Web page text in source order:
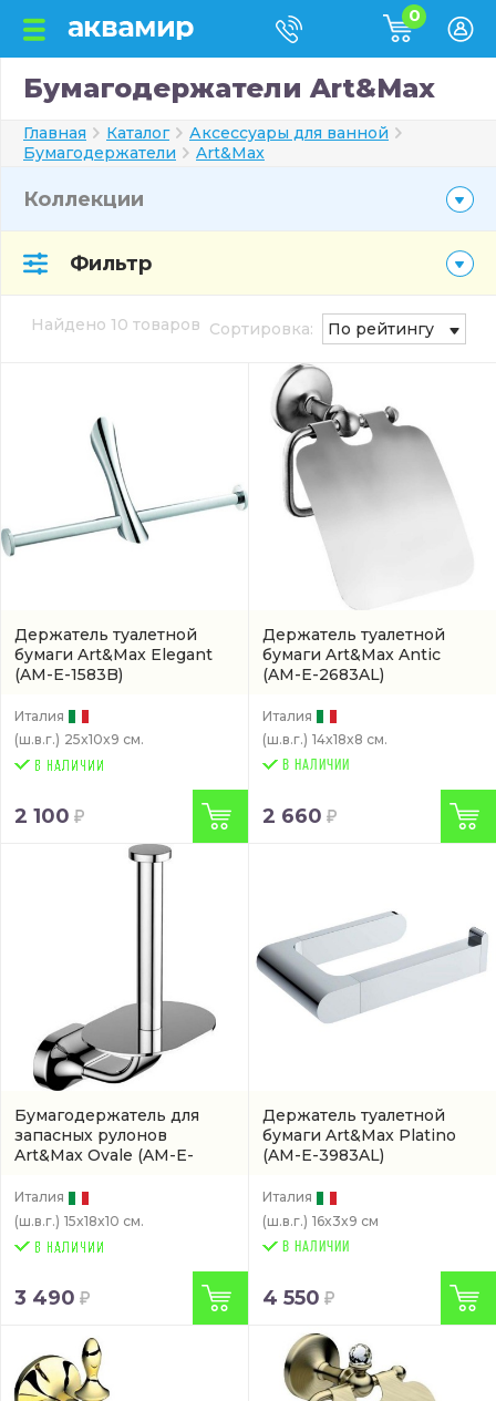
0
Бумагодержатели Art&Max
Главная Каталог
Аксессуары для ванной
Бумагодержатели
Art&Max
Коллекции
Фильтр
Найдено 10 товаров Сортировка: По рейтингу
Держатель туалетной
бумаги Art&Max Elegant
(AM-E-1583B)
Италия
(ш.в.г.) 25x10x9 см.
2 100
Держатель туалетной
бумаги Art&Max Antic
(AM-E-2683AL)
Италия
(ш.в.г.) 14x18x8 см.
В НАЛИЧИИ
2 660
Бумагодержатель для
запасных рулонов
Art&Max Ovale (AM-E-
Италия
(ш.в.г.) 15x18x10 см.
3 490
Держатель туалетной
бумаги Art&Max Platino
(AM-E-3983AL)
Италия
(ш.в.г.) 16x3x9 см
В НАЛИЧИИ
4 550